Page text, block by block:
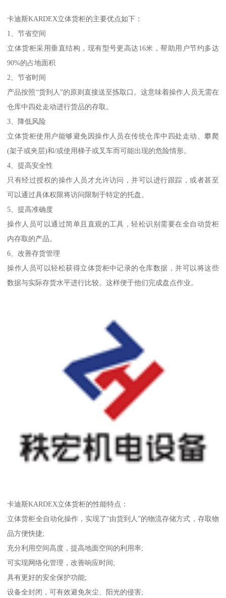
卡迪斯KARDEX立体货柜的主要优点如下：
1、节省空间
立体货柜采用垂直结构，现有型号更高达16米，帮助用户节约多达
90%的占地面积
2、节省时间
产品按照“货到人”的原则直接送至拣取口。这意味着操作人员无需在
仓库中四处走动进行货品的存取。
3、降低风险
立体货柜使用户能够避免因操作人员在传统仓库中四处走动、攀爬
(架子或夹层)和/或使用梯子或叉车而可能出现的危险情形。
4、提高安全性
只有经过授权的操作人员才允许访问，并可以进行跟踪，或者甚至
可以通过具体权限将访问限制于特定的托盘。
5、提高准确度
操作人员可以通过简单且直观的工具，轻松识别需要在全自动货柜
内存取的产品。
6、改善存货管理
操作人员可以轻松获得立体货柜中记录的仓库数据，并可以将这些
数据与实际存货水平进行比较。这样便于他们完成盘点作业。
卡迪斯KARDEX立体货柜的性能特点：
立体货柜全自动化操作，实现了“由货到人”的物流存储方式，存取物
品方便快捷;
充分利用空间高度，提高地面空间的利用率;
可实现网络化管理，改善响应时间;
具有更好的安全保护功能;
设备全封闭，可有效避免灰尘、阳光的侵害;